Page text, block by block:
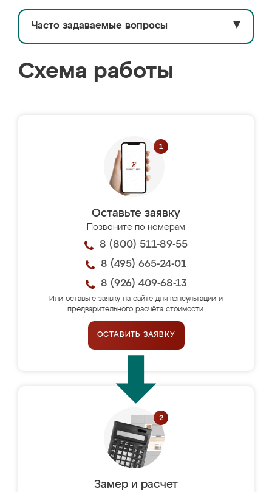
Часто задаваемые вопросы ▼
Схема работы
Оставьте заявку
Позвоните по номерам
8 (800) 511-89-55
8 (495) 665-24-01
8 (926) 409-68-13
Или оставьте заявку на сайте для консультации и
предварительного расчёта стоимости.
ОСТАВИТЬ ЗАЯВКУ
Замер и расчет